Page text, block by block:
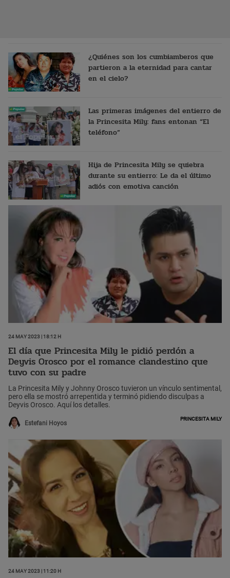
¿Quiénes son los cumbiamberos que
partieron a la eternidad para cantar
en el cielo?
Las primeras imágenes del entierro de
la Princesita Mily: fans entonan “El
teléfono”
Hija de Princesita Mily se quiebra
durante su entierro: Le da el último
adiós con emotiva canción
24 May 2023 | 18:12 h
El día que Princesita Mily le pidió perdón a
Deyvis Orosco por el romance clandestino que
tuvo con su padre
La Princesita Mily y Johnny Orosco tuvieron un vínculo sentimental,
pero ella se mostró arrepentida y terminó pidiendo disculpas a
Deyvis Orosco. Aquí los detalles.
Estefani Hoyos
Princesita Mily
24 May 2023 | 11:20 h